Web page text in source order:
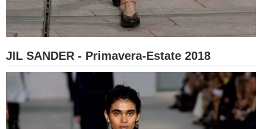
JIL SANDER - Primavera-Estate 2018